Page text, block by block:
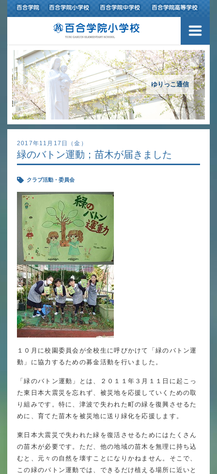
ゆりっこ通信
2017年11月17日（金）
緑のバトン運動；苗木が届きました
クラブ活動・委員会
１０月に校園委員会が全校生に呼びかけて「緑のバトン運
動」に協力するための募金活動を行いました。
「緑のバトン運動」とは、２０１１年３月１１日に起こっ
た東日本大震災を忘れず、被災地を応援していくための取
り組みです。特に、津波で失われた町の緑を復興させるた
めに、育てた苗木を被災地に送り緑化を応援します。
東日本大震災で失われた緑を復活させるためにはたくさん
の苗木が必要です。ただ、他の地域の苗木を無理に持ち込
むと、元々の自然を壊すことになりかねません。そこで、
この緑のバトン運動では、できるだけ植える場所に近いと
３つの豊かさ・沿革
施設紹介
アクセスマップ
制服紹介
スクールバス運行
授業の特色
クラブ活動
委員会
百合学院小学校の一日
学校図書館
All in School
許可証
年間行事
行事紹介